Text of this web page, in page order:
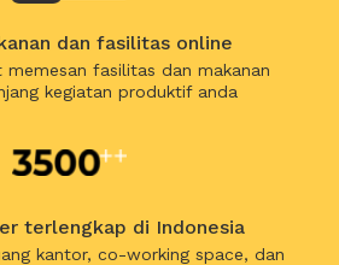
dan fasilitas online
memesan fasilitas dan makanan
kegiatan produktif anda
terlengkap di Indonesia
kantor, co-working space, dan